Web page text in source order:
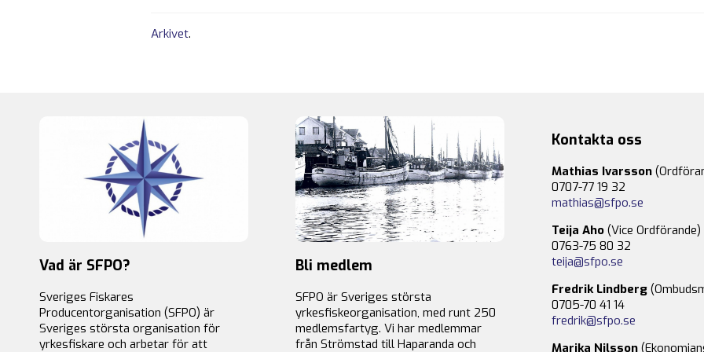
Arkivet.
Vad är SFPO?
Sveriges Fiskares
Producentorganisation (SFPO) är
Sveriges största organisation för
yrkesfiskare och arbetar för att
Bli medlem
SFPO är Sveriges största
yrkesfiskeorganisation, med runt 250
medlemsfartyg. Vi har medlemmar
från Strömstad till Haparanda och
Kontakta oss
Mathias Ivarsson
0707-77 19 32
mathias@sfpo.se
Teija Aho (Vice Ordförande)
0763-75 80 32
teija@sfpo.se
Fredrik Lindberg
0705-70 41 14
fredrik@sfpo.se
Marika Nilsson